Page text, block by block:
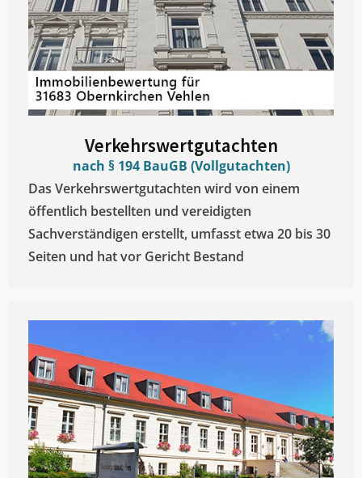
Verkehrswertgutachten
nach § 194 BauGB (Vollgutachten)
Das Verkehrswertgutachten wird von einem
öffentlich bestellten und vereidigten
Sachverständigen erstellt, umfasst etwa 20 bis 30
Seiten und hat vor Gericht Bestand